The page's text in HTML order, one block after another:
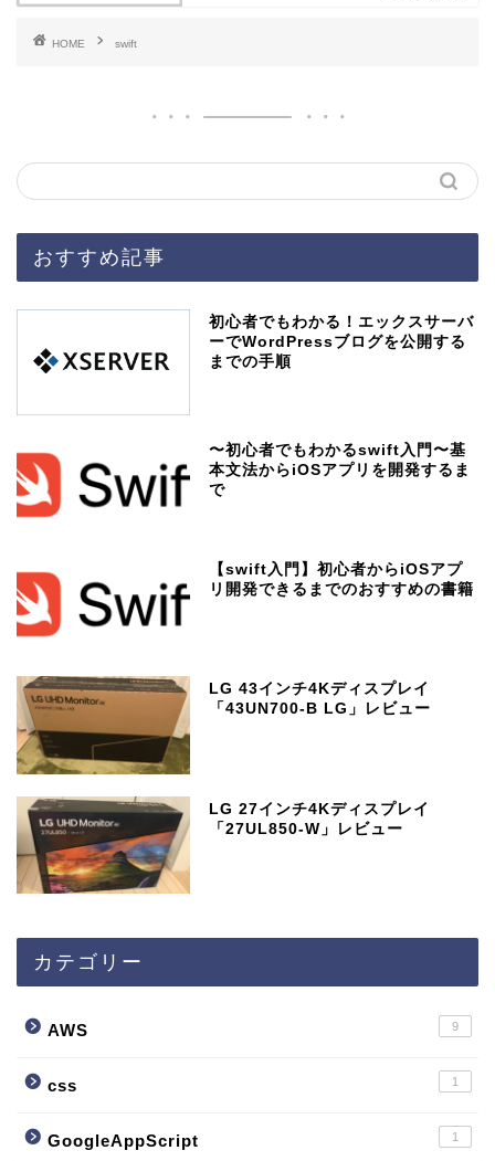
HOME swift
おすすめ記事
初心者でもわかる！エックスサーバ
ーでWordPressブログを公開する
までの手順
〜初心者でもわかるswift入門〜基
本文法からiOSアプリを開発するま
で
【swift入門】初心者からiOSアプ
リ開発できるまでのおすすめの書籍
LG 43インチ4Kディスプレイ
「43UN700-B LG」レビュー
LG 27インチ4Kディスプレイ
「27UL850-W」レビュー
カテゴリー
AWS 9
css 1
GoogleAppScript 1